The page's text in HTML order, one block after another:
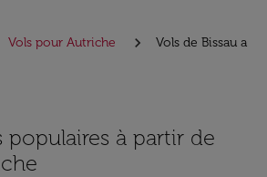
Vols pour Autriche
Vols de Bissau a
populaires à partir de